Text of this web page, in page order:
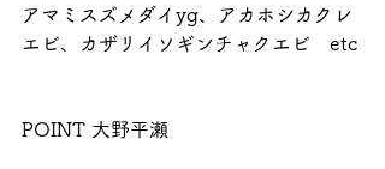
アマミスズメダイyg、アカホシカクレ
エビ、カザリイソギンチャクエビ　etc
POINT 大野平瀬